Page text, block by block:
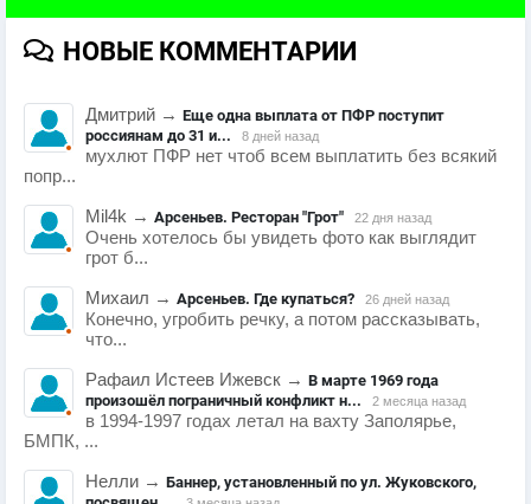
НОВЫЕ КОММЕНТАРИИ
Дмитрий → Еще одна выплата от ПФР поступит
россиянам до 31 и...
8 дней назад
мухлют ПФР нет чтоб всем выплатить без всякий
попр...
Mil4k → Арсеньев. Ресторан "Грот" 22 дня назад
Очень хотелось бы увидеть фото как выглядит
грот б...
Михаил → Арсеньев. Где купаться? 26 дней назад
Конечно, угробить речку, а потом рассказывать,
что...
Рафаил Истеев Ижевск → В марте 1969 года
произошёл пограничный конфликт н...
2 месяца назад
в 1994-1997 годах летал на вахту Заполярье,
БМПК, ...
Нелли → Баннер, установленный по ул. Жуковского,